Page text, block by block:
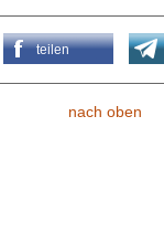
teilen
nach oben